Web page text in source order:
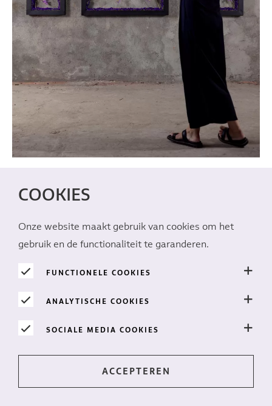
COOKIES
Onze website maakt gebruik van cookies om het
gebruik en de functionaliteit te garanderen.
FUNCTIONELE COOKIES
ANALYTISCHE COOKIES
SOCIALE MEDIA COOKIES